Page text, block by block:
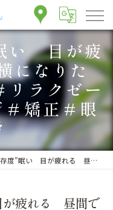
い 目が疲
になりた
リラクゼー
＃矯正＃眼
間でも横になりたい”＃仙川＃整体＃リラクゼーションマッサージ＃矯正＃眼精疲労
が疲れる 昼間で